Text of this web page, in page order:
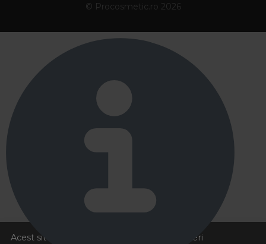
Acest site foloseste cookies pentru a va oferi
© Procosmetic.ro 2026